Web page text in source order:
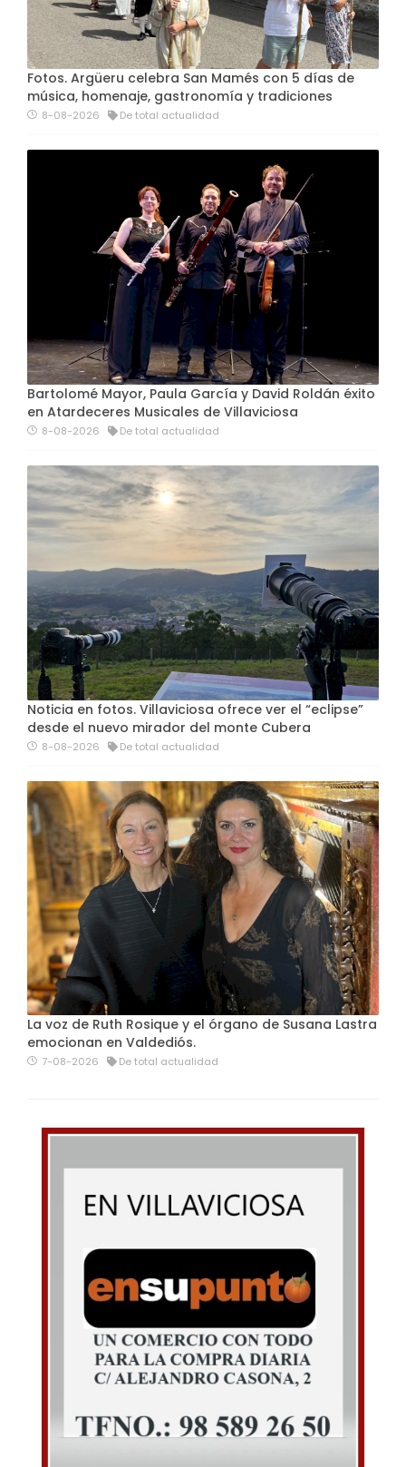
Fotos. Argüeru celebra San Mamés con 5 días de
música, homenaje, gastronomía y tradiciones
8-08-2026 De total actualidad
Bartolomé Mayor, Paula García y David Roldán éxito
en Atardeceres Musicales de Villaviciosa
8-08-2026 De total actualidad
Noticia en fotos. Villaviciosa ofrece ver el “eclipse”
desde el nuevo mirador del monte Cubera
8-08-2026 De total actualidad
La voz de Ruth Rosique y el órgano de Susana Lastra
emocionan en Valdediós.
7-08-2026 De total actualidad